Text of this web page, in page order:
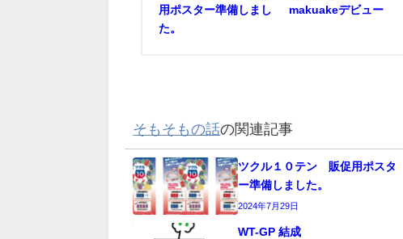
用ポスター準備しまし
た。
makuakeデビュー
そもそもの話の関連記事
ツクル１０テン 販促用ポスタ
ー準備しました。
2024年7月29日
WT-GP 結成